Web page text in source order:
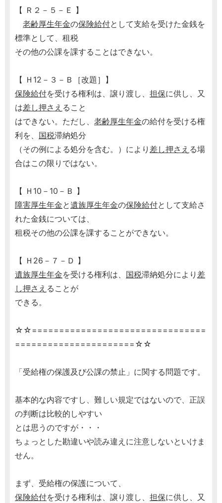
【 Ｒ２－５－Ｅ 】
老齢厚生年金の保険給付として支給を受けた金銭を
標準として、租税
その他の公課を課することはできない。
【 Ｈ12－３－Ｂ［改題］】
保険給付を受ける権利は、譲り渡し、 担保に供し、又
は差し押さえ ること
はできない。ただし、 老齢厚生年金の給付を受ける権
利を、 国税滞納処分
（その例による処分を含む。）により 差し押さえ る場
合はこの限りではない。
【 Ｈ10－10－Ｂ 】
障害厚生年金と遺族厚生年金の保険給付として支給さ
れた金銭については、
租税その他の公課を課することができない。
【 Ｈ26－７－Ｄ 】
遺族厚生年金を受ける権利は、 国税滞納処分により 差
し押さえ ることが
できる。
☆☆================================
======================☆☆
「受給権の保護及び公課の禁止」に関する問題です。
基本的な内容ですし、難しい規定ではないので、正誤
の判断は比較的しやすい
とは思うのですが・・・
ちょっとした勘違いや読み違えに注意しないといけま
せん。
まず、受給権の保護について、
保険給付を受ける権利は、譲り渡し、 担保に供し、又